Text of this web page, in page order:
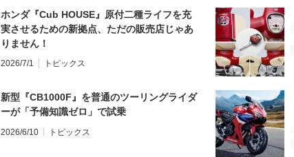
ホンダ『Cub HOUSE』原付二種ライフを充
実させるための新拠点、ただの販売店じゃあ
りません！
2026/7/1 トピックス
新型『CB1000F』を普通のツーリングライダ
ーが「予備知識ゼロ」で試乗
2026/6/10 トピックス